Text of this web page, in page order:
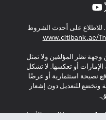
على أحدث الشروط
www.citibank.ae/
in a new tab
وجهة نظر المؤلفين ولا تمثل
أو تعكسها. لا تشكل
نصيحة استثمارية أو عرضًا
وتخضع للتعديل دون إشعار
في هذا الموقع للأفراد